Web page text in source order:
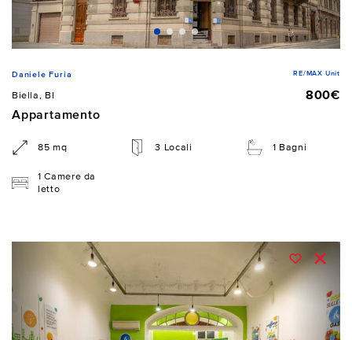
Daniele Furia RE/MAX Unit
Biella, BI
800€
Appartamento
85 mq 3 Locali 1 Bagni
1 Camere da
letto